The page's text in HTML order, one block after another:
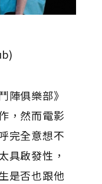
陣俱樂部》
，然而電影
完全意想不
具啟發性，
是否也跟他